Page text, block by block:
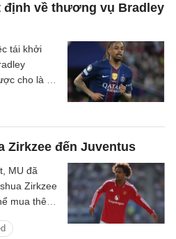
định về thương vụ Bradley
tái khởi
cho là đã
Zirkzee đến Juventus
MU đã
Zirkzee
mua thêm